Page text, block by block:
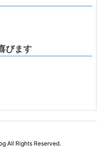
びます
All Rights Reserved.